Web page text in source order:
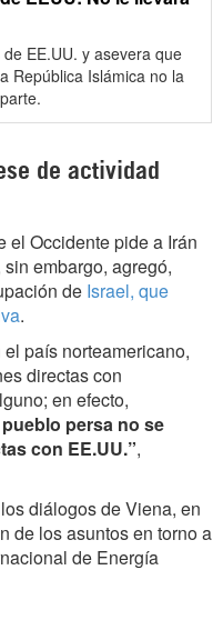
EE.UU. y asevera que
República Islámica no la
de actividad
el Occidente pide a Irán
embargo, agregó,
de Israel, que
.
país norteamericano,
directas con
en efecto,
persa no se
con EE.UU.”,
diálogos de Viena, en
de los asuntos en torno a
de Energía